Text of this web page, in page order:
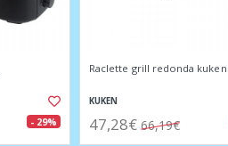
- 29%
Raclette grill redonda kuken
KUKEN
47,28€ 66,19€